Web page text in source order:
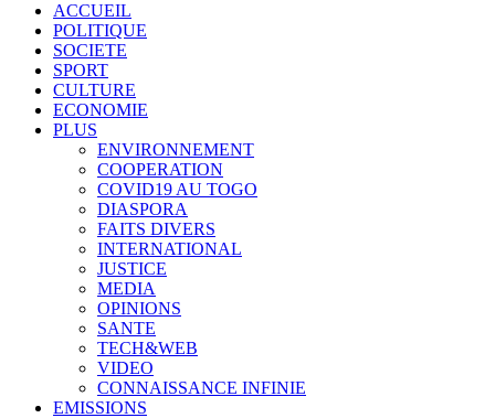
ACCUEIL
POLITIQUE
SOCIETE
SPORT
CULTURE
ECONOMIE
PLUS
ENVIRONNEMENT
COOPERATION
COVID19 AU TOGO
DIASPORA
FAITS DIVERS
INTERNATIONAL
JUSTICE
MEDIA
OPINIONS
SANTE
TECH&WEB
VIDEO
CONNAISSANCE INFINIE
EMISSIONS